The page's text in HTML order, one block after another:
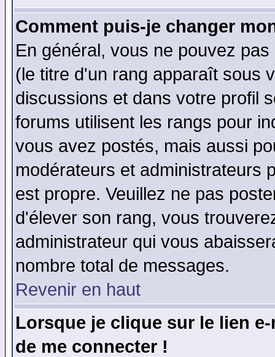
Comment puis-je changer
En général, vous ne pouvez
(le titre d'un rang apparaît sous
discussions et dans votre profil
forums utilisent les rangs pour
vous avez postés, mais aussi
modérateurs et administrateurs
est propre. Veuillez ne pas
d'élever son rang, vous
administrateur qui vous
nombre total de messages.
Revenir en haut
Lorsque je clique sur le lien
de me connecter !